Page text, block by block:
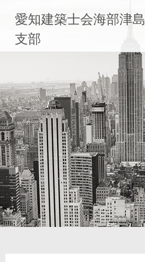
ン
ス
キ
ッ
プ
愛知建築士会海部津島
支部